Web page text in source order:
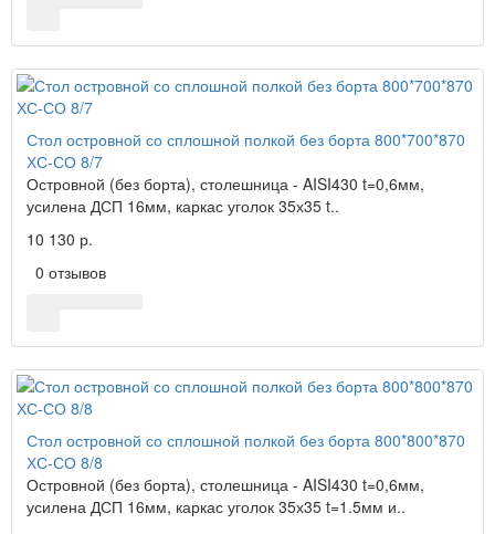
Стол островной со сплошной полкой без борта 800*700*870
ХС-СО 8/7
Островной (без борта), столешница - AISI430 t=0,6мм,
усилена ДСП 16мм, каркас уголок 35х35 t..
10 130 р.
0 отзывов
Стол островной со сплошной полкой без борта 800*800*870
ХС-СО 8/8
Островной (без борта), столешница - AISI430 t=0,6мм,
усилена ДСП 16мм, каркас уголок 35х35 t=1.5мм и..